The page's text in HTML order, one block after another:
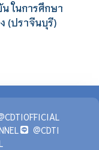
ในการศึกษา
(ปราจีนบุรี)
@CDTI